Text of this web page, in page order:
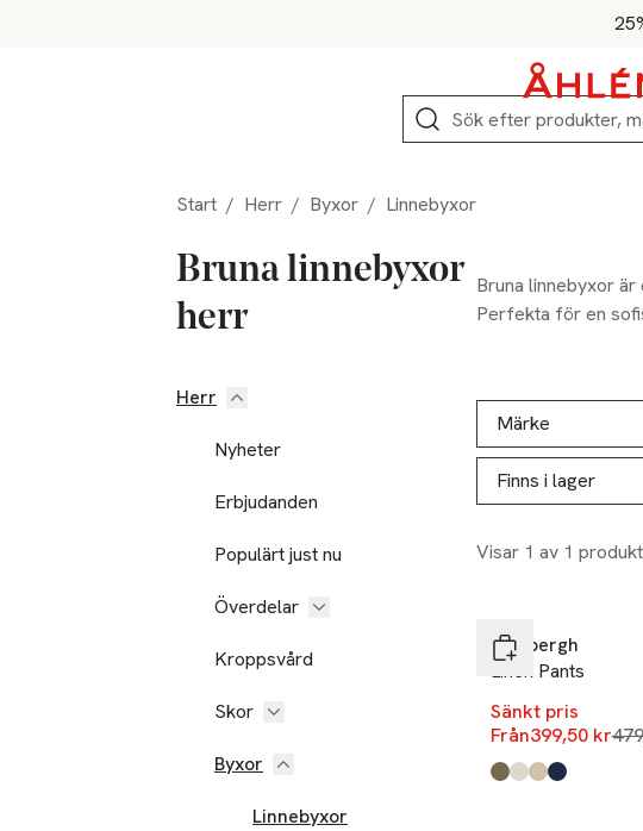
Sök
Start / Herr / Byxor / Linnebyxor
Bruna linnebyxor
herr
Bruna linnebyxor
Perfekta för en
Hoppa till produktsidan
Herr
Nyheter
Erbjudanden
Populärt just nu
Överdelar
Kroppsvård
Skor
Byxor
Linnebyxor
Hoppa till
Märke
Finns i lager
Visar 1 av 1
Lista över produkter
Lindbergh
Linen Pants
Sänkt pris
Från399,50 kr
Produkten finns i
Dk Army,
White,
Lt Sand,
Dk Blue,